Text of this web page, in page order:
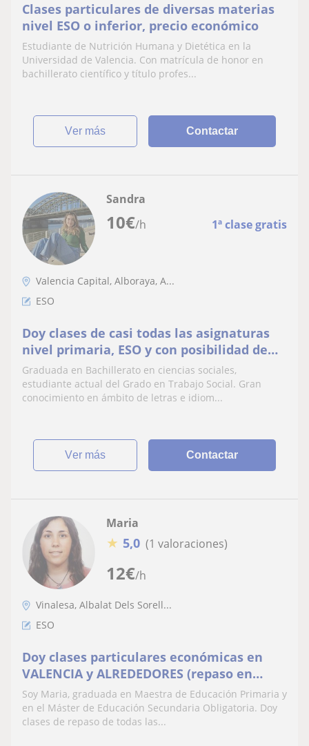
Clases particulares de diversas materias
nivel ESO o inferior, precio económico
Estudiante de Nutrición Humana y Dietética en la
Universidad de Valencia. Con matrícula de honor en
bachillerato científico y título profes...
ver más Contactar
10€/h 1ª clase gratis
Sandra
Valencia Capital, Alboraya, A...
ESO
Doy clases de casi todas las asignaturas
nivel primaria, ESO y con posibilidad de
ayuda en bachiller de Ciencias Sociales
Graduada en Bachillerato en ciencias sociales,
estudiante actual del Grado en Trabajo Social. Gran
conocimiento en ámbito de letras e idiom...
ver más Contactar
12€/h
Maria
★ 5,0 (1 valoraciones)
Vinalesa, Albalat Dels Sorell...
ESO
Doy clases particulares económicas en
VALENCIA y ALREDEDORES (repaso en
general)
Soy Maria, graduada en Maestra de Educación Primaria y
en el Máster de Educación Secundaria Obligatoria. Doy
clases de repaso de todas las...